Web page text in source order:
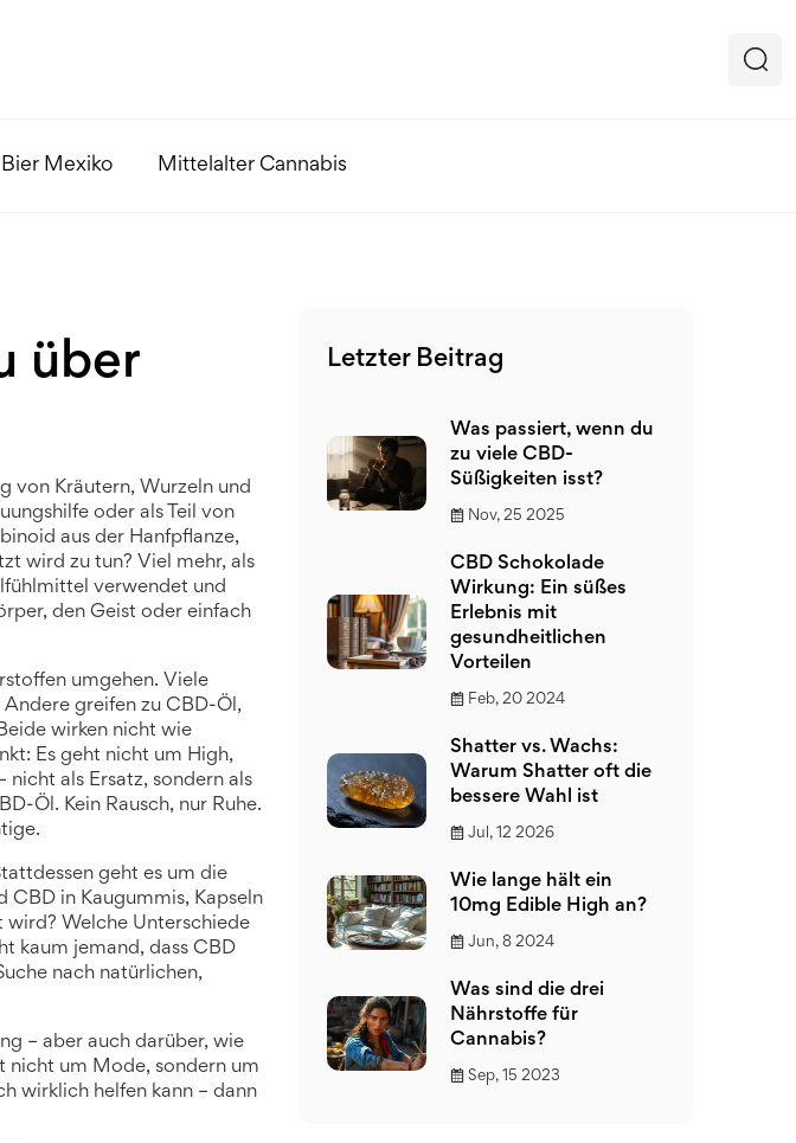
Bier Mexiko Mittelalter Cannabis
über
von Kräutern, Wurzeln und
oder als Teil von
aus der Hanfpflanze,
wird zu tun? Viel mehr, als
verwendet und
den Geist oder einfach
umgehen. Viele
greifen zu CBD-Öl,
wirken nicht wie
Es geht nicht um High,
als Ersatz, sondern als
Öl. Kein Rausch, nur Ruhe.
geht es um die
in Kaugummis, Kapseln
Welche Unterschiede
kaum jemand, dass CBD
nach natürlichen,
– aber auch darüber, wie
nicht um Mode, sondern um
wirklich helfen kann – dann
Letzter Beitrag
Was passiert, wenn du
zu viele CBD-
Süßigkeiten isst?
Nov, 25 2025
CBD Schokolade
Wirkung: Ein süßes
Erlebnis mit
gesundheitlichen
Vorteilen
Feb, 20 2024
Shatter vs. Wachs:
Warum Shatter oft die
bessere Wahl ist
Jul, 12 2026
Wie lange hält ein
10mg Edible High an?
Jun, 8 2024
Was sind die drei
Nährstoffe für
Cannabis?
Sep, 15 2023